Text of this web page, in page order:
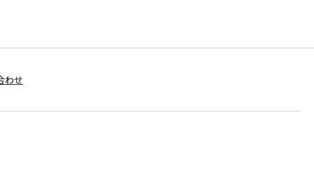
わせ